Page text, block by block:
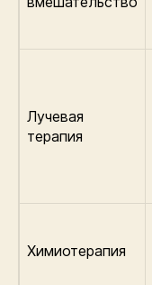
Лучевая
терапия
Химиотерапия